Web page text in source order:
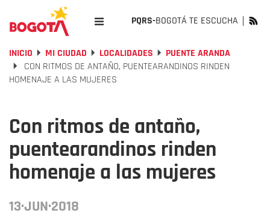
PQRS-BOGOTÁ TE ESCUCHA
INICIO MI CIUDAD LOCALIDADES
PUENTE ARANDA
CON RITMOS DE ANTAÑO, PUENTEARANDINOS RINDEN
HOMENAJE A LAS MUJERES
Con ritmos de antaño,
puentearandinos rinden
homenaje a las mujeres
13·JUN·2018